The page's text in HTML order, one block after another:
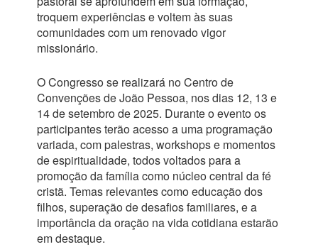
troquem experiências e voltem às suas
comunidades com um renovado vigor
missionário.
O Congresso se realizará no Centro de
Convenções de João Pessoa, nos dias 12, 13 e
14 de setembro de 2025. Durante o evento os
participantes terão acesso a uma programação
variada, com palestras, workshops e momentos
de espiritualidade, todos voltados para a
promoção da família como núcleo central da fé
cristã. Temas relevantes como educação dos
filhos, superação de desafios familiares, e a
importância da oração na vida cotidiana estarão
em destaque.